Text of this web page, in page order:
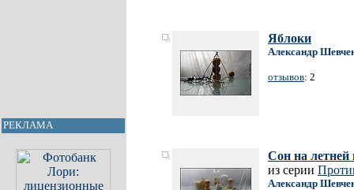
РЕКЛАМА
Яблоки
Александр
отзывов: 2
Сон на летней
из серии
Александр